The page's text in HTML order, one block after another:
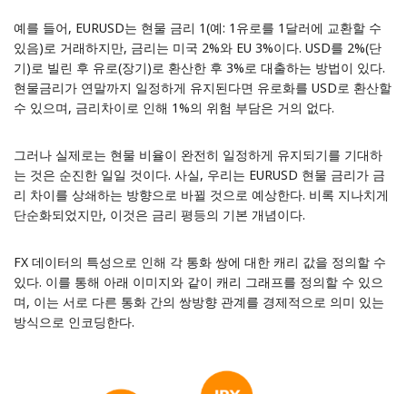
예를 들어, EURUSD는 현물 금리 1(예: 1유로를 1달러에 교환할 수
있음)로 거래하지만, 금리는 미국 2%와 EU 3%이다. USD를 2%(단
기)로 빌린 후 유로(장기)로 환산한 후 3%로 대출하는 방법이 있다.
현물금리가 연말까지 일정하게 유지된다면 유로화를 USD로 환산할
수 있으며, 금리차이로 인해 1%의 위험 부담은 거의 없다.
그러나 실제로는 현물 비율이 완전히 일정하게 유지되기를 기대하
는 것은 순진한 일일 것이다. 사실, 우리는 EURUSD 현물 금리가 금
리 차이를 상쇄하는 방향으로 바뀔 것으로 예상한다. 비록 지나치게
단순화되었지만, 이것은 금리 평등의 기본 개념이다.
FX 데이터의 특성으로 인해 각 통화 쌍에 대한 캐리 값을 정의할 수
있다. 이를 통해 아래 이미지와 같이 캐리 그래프를 정의할 수 있으
며, 이는 서로 다른 통화 간의 쌍방향 관계를 경제적으로 의미 있는
방식으로 인코딩한다.